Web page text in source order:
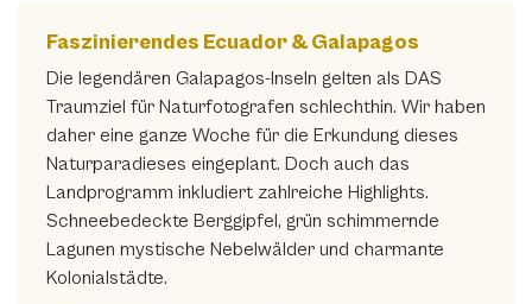
Faszinierendes Ecuador & Galapagos
Die legendären Galapagos-Inseln gelten als DAS
Traumziel für Naturfotografen schlechthin. Wir haben
daher eine ganze Woche für die Erkundung dieses
Naturparadieses eingeplant. Doch auch das
Landprogramm inkludiert zahlreiche Highlights.
Schneebedeckte Berggipfel, grün schimmernde
Lagunen mystische Nebelwälder und charmante
Kolonialstädte.